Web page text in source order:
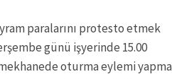
paralarını protesto etmek
günü işyerinde 15.00
oturma eylemi yapma